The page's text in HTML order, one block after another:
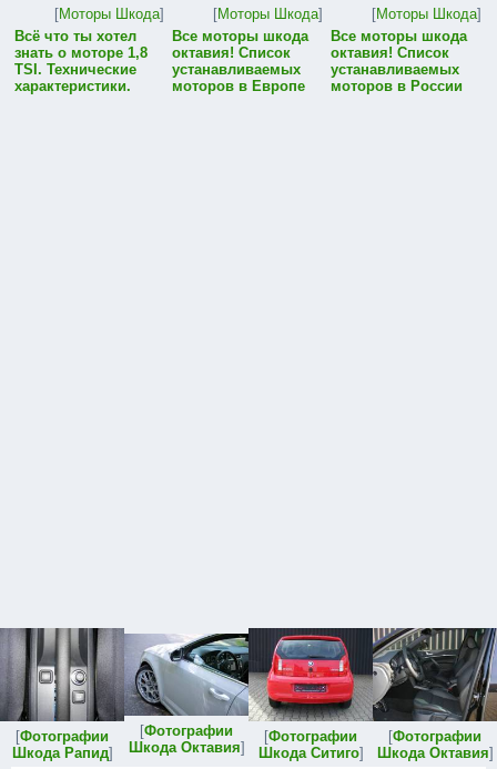
[Моторы Шкода]
Всё что ты хотел
знать о моторе 1,8
TSI. Технические
характеристики.
[Моторы Шкода]
Все моторы шкода
октавия! Список
устанавливаемых
моторов в Европе
[Моторы Шкода]
Все моторы шкода
октавия! Список
устанавливаемых
моторов в России
[Фотографии
Шкода Рапид]
[Фотографии
Шкода Октавия]
[Фотографии
Шкода Ситиго]
[Фотографии
Шкода Октавия]